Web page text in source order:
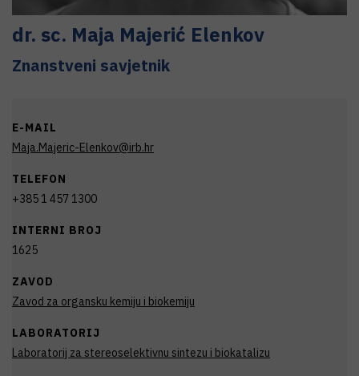
dr. sc. Maja Majerić Elenkov
Znanstveni savjetnik
E-MAIL
Maja.Majeric-Elenkov@irb.hr
TELEFON
+385 1 457 1300
INTERNI BROJ
1625
ZAVOD
Zavod za organsku kemiju i biokemiju
LABORATORIJ
Laboratorij za stereoselektivnu sintezu i biokatalizu